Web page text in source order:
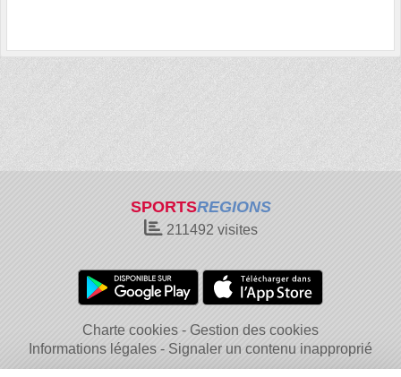
SPORTSREGIONS
211492 visites
Charte cookies
Gestion des cookies
Informations légales
Signaler un contenu inapproprié